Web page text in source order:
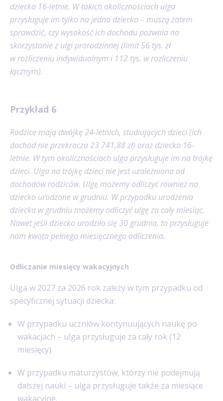
dziecko 16-letnie. W takich okolicznościach ulga
przysługuje im tylko na jedno dziecko – muszą zatem
sprawdzić, czy wysokość ich dochodu pozwala na
skorzystanie z ulgi prorodzinnej (limit 56 tys. zł
w rozliczeniu indywidualnym i 112 tys. w rozliczeniu
łącznym).
Przykład 6
Rodzice mają dwójkę 24-letnich, studiujących dzieci (ich
dochód nie przekracza 23 741,88 zł) oraz dziecko 16-
letnie. W tym okolicznościach ulga przysługuje im na trójkę
dzieci. Ulga na trójkę dzieci nie jest uzależniona od
dochodów rodziców. Ulgę możemy odliczyć również na
dziecko urodzone w grudniu. W przypadku urodzenia
dziecka w grudniu możemy odliczyć ulgę za cały miesiąc.
Nawet jeśli dziecko urodziło się 30 grudnia, to przysługuje
nam kwota pełnego miesięcznego odliczenia.
Odliczanie miesięcy wakacyjnych
Ulga w 2027 za 2026 rok zależy w tym przypadku od
specyficznej sytuacji dziecka:
W przypadku uczniów kontynuujących naukę po
wakacjach – ulga przysługuje za cały rok (12
miesięcy).
W przypadku maturzystów, którzy nie podejmują
dalszej nauki – ulga przysługuje także za miesiące
wakacyjne.